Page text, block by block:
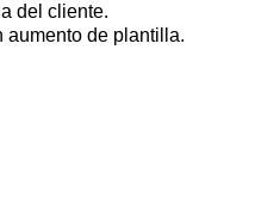
del cliente.
aumento de plantilla.